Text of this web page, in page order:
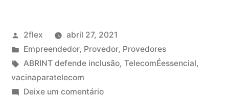
2flex
abril 27, 2021
Empreendedor, Provedor, Provedores
ABRINT defende inclusão, TelecomÉessencial,
vacinaparatelecom
Deixe um comentário